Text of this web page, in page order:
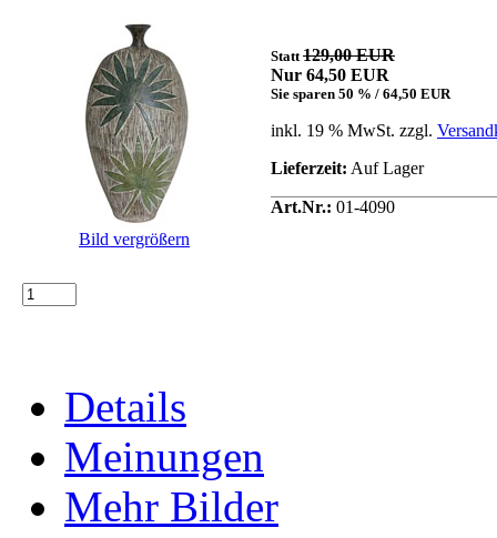
Bild vergrößern
Statt 129,00 EUR
Nur 64,50 EUR
Sie sparen 50 % / 64,50 EUR
inkl. 19 % MwSt. zzgl.
Lieferzeit: Auf Lager
Art.Nr.: 01-4090
Details
Meinungen
Mehr Bilder